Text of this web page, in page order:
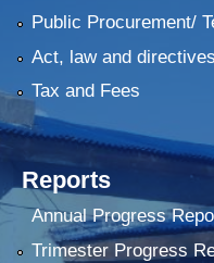
Public Procurement/
Act, law and directives
Tax and Fees
Reports
Annual Progress
Trimester Progress